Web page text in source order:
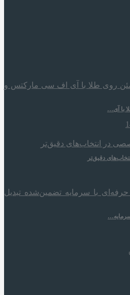
با آی…
دقیق‌تر